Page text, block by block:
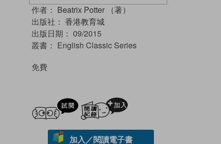
作者： Beatrix Potter （著）
出版社： 香港教育城
出版日期： 09/2015
叢書： English Classic Series
免費
試閲
加入／閱讀電子書